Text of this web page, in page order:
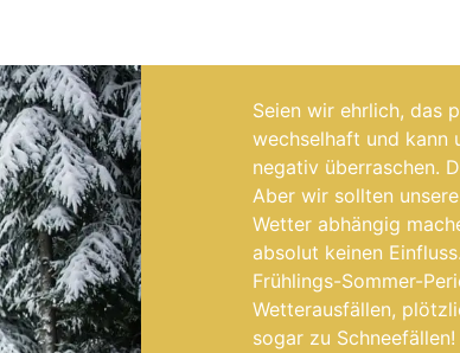
Seien wir ehrlich, das
wechselhaft und kann
negativ überraschen.
Aber wir sollten
Wetter abhängig
absolut keinen
Frühlings-Sommer-
Wetterausfällen,
sogar zu